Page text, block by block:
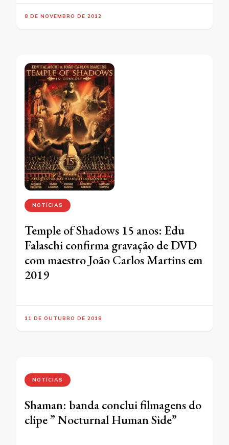
8 DE NOVEMBRO DE 2012
NOTÍCIAS
Temple of Shadows 15 anos: Edu
Falaschi confirma gravação de DVD
com maestro João Carlos Martins em
2019
11 DE OUTUBRO DE 2018
NOTÍCIAS
Shaman: banda conclui filmagens do
clipe ” Nocturnal Human Side”